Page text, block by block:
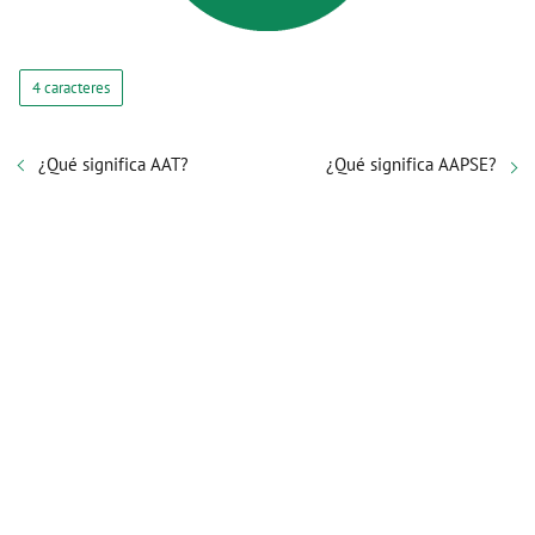
4 caracteres
¿Qué significa AAT? ¿Qué significa AAPSE?